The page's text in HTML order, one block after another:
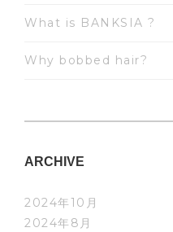
What is BANKSIA ?
Why bobbed hair?
ARCHIVE
2024年10月
2024年8月